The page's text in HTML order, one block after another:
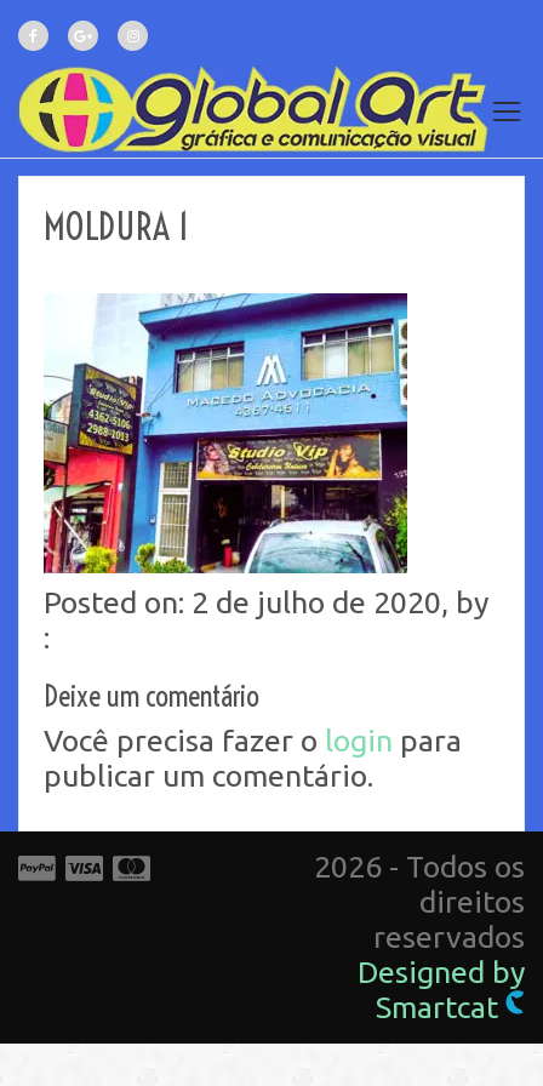
MOLDURA 1
Posted on: 2 de julho de 2020, by
:
Deixe um comentário
Você precisa fazer o login para
publicar um comentário.
2026 - Todos os
direitos
reservados
Designed by
Smartcat